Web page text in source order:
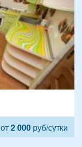
от2 000 руб/сутки